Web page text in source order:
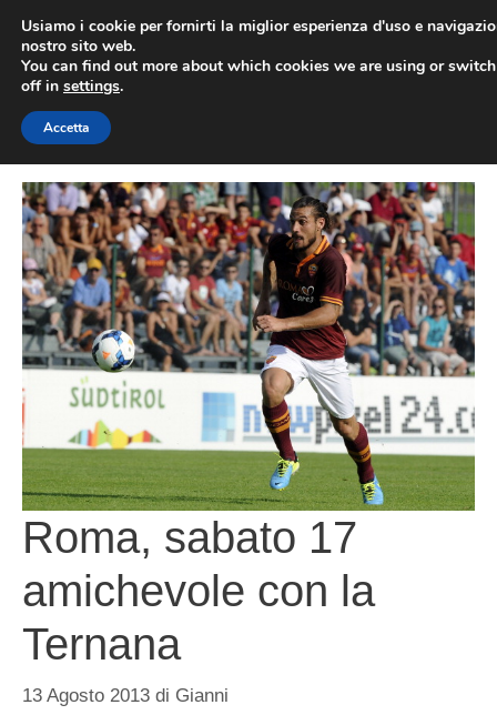
contenuto
Roma, sabato 17
amichevole con la
Ternana
13 Agosto 2013 di Gianni
Usiamo i cookie per fornirti la miglior esperienza d'uso e
nostro sito web.
You can find out more about which cookies we are using or
off in settings.
Accetta